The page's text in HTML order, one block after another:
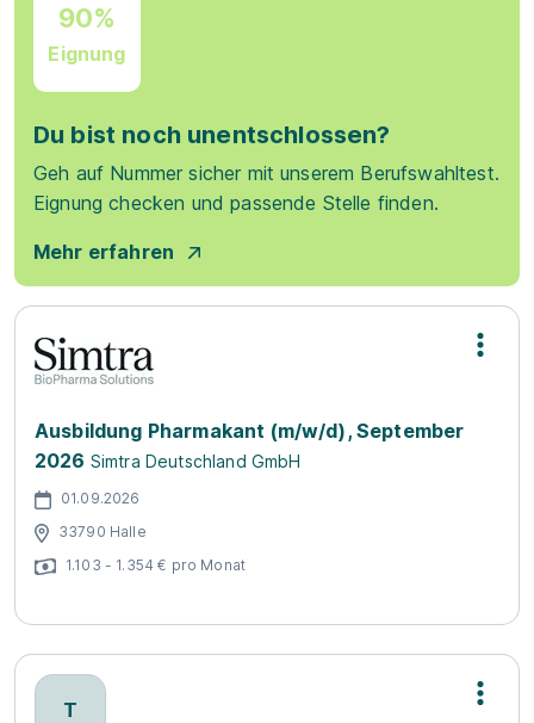
90%
Eignung
Du bist noch unentschlossen?
Geh auf Nummer sicher mit unserem Berufswahltest.
Eignung checken und passende Stelle finden.
Mehr erfahren
Ausbildung Pharmakant (m/w/d), September
2026 Simtra Deutschland GmbH
01.09.2026
33790 Halle
1.103 - 1.354 € pro Monat
T